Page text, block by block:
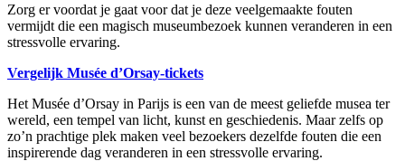
Zorg er voordat je gaat voor dat je deze veelgemaakte fouten
vermijdt die een magisch museumbezoek kunnen veranderen in een
stressvolle ervaring.
Vergelijk Musée d’Orsay-tickets
Het Musée d’Orsay in Parijs is een van de meest geliefde musea ter
wereld, een tempel van licht, kunst en geschiedenis. Maar zelfs op
zo’n prachtige plek maken veel bezoekers dezelfde fouten die een
inspirerende dag veranderen in een stressvolle ervaring.